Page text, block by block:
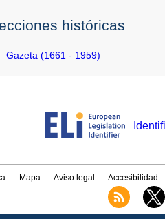
históricas
Gazeta (1661 - 1959)
Mapa Aviso legal Accesibilidad